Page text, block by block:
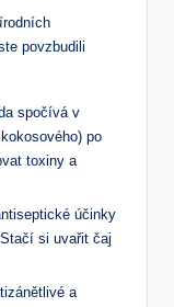
povzbudili
spočívá v
po
toxiny a
účinky
si uvařit čaj
a